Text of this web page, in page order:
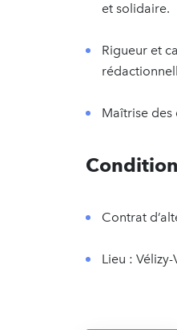
et solidaire.
Rigueur et
Maîtrise des
Contrat
Lieu :